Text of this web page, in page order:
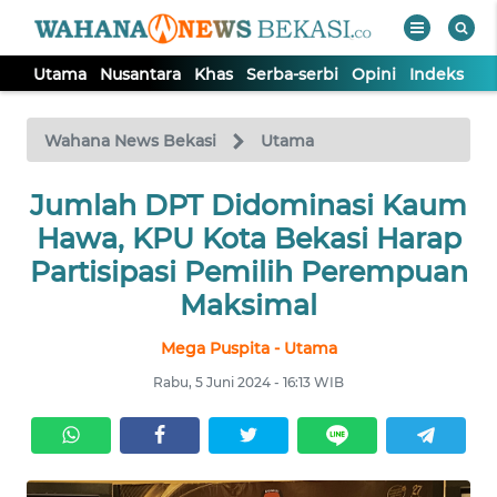
Utama Nusantara Khas Serba-serbi Opini Indeks
Wahana News Bekasi Utama
Jumlah DPT Didominasi Kaum
Hawa, KPU Kota Bekasi Harap
Partisipasi Pemilih Perempuan
Maksimal
Mega Puspita - Utama
Rabu, 5 Juni 2024 - 16:13 WIB
TV
Tutup
UTAMA
NUSANTARA
SERBI
OPINI